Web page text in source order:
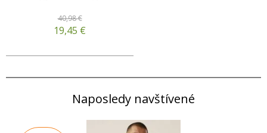
40,98 €
19,45 €
Naposledy navštívené